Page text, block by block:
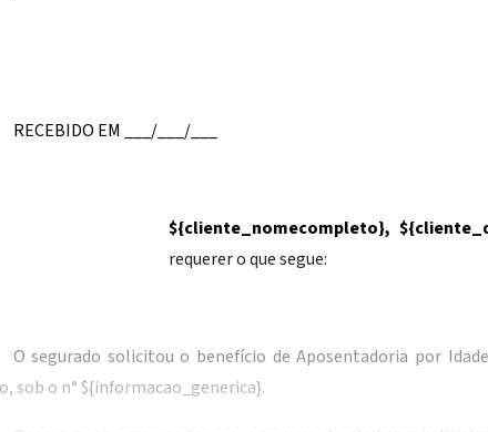
RECEBIDO EM ___/___/___
${cliente_nomecompleto},
requerer o que segue:
O segurado solicitou o benefício de Aposentadoria por
sob o n°${informacao_generica}.